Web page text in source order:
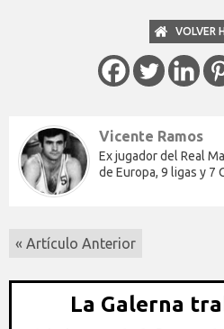
VOLVER
Vicente Ramos
Ex jugador del Real
de Europa, 9 ligas y 7
« Artículo Anterior
La Galerna